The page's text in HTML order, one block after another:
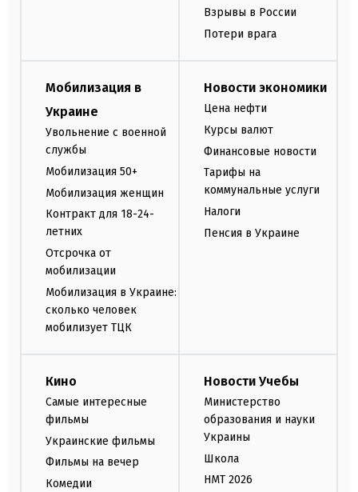
Взрывы в России
Потери врага
Мобилизация в
Украине
Увольнение с военной
службы
Мобилизация 50+
Мобилизация женщин
Контракт для 18-24-
летних
Отсрочка от
мобилизации
Мобилизация в Украине:
сколько человек
мобилизует ТЦК
Новости экономики
Цена нефти
Курсы валют
Финансовые новости
Тарифы на
коммунальные услуги
Налоги
Пенсия в Украине
Кино
Самые интересные
фильмы
Украинские фильмы
Фильмы на вечер
Комедии
Новости Учебы
Министерство
образования и науки
Украины
Школа
НМТ 2026